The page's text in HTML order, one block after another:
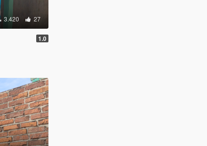
3.420 27
1.0